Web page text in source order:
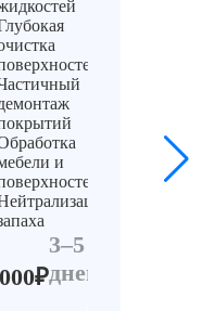
и
3–5
дней
отделки